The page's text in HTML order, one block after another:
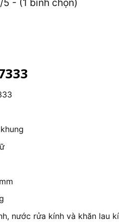
5 - (1 bình chọn)
nước rửa kính và khăn lau